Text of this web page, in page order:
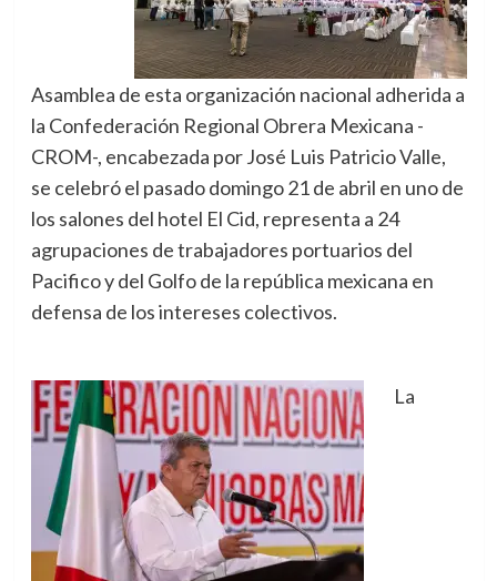
Asamblea de esta organización nacional adherida a
la Confederación Regional Obrera Mexicana -
CROM-, encabezada por José Luis Patricio Valle,
se celebró el pasado domingo 21 de abril en uno de
los salones del hotel El Cid, representa a 24
agrupaciones de trabajadores portuarios del
Pacifico y del Golfo de la república mexicana en
defensa de los intereses colectivos.
La